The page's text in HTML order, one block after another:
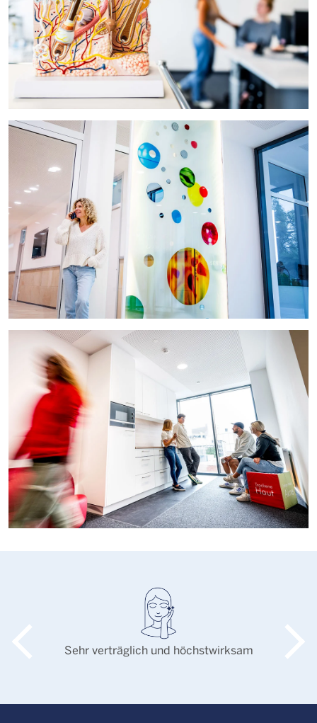
Sehr verträglich und höchstwirksam